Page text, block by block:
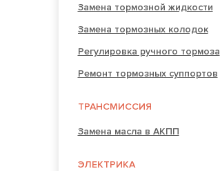
Замена тормозной жидкости
Замена тормозных колодок
Регулировка ручного тормоза
Ремонт тормозных суппортов
ТРАНСМИССИЯ
Замена масла в АКПП
ЭЛЕКТРИКА